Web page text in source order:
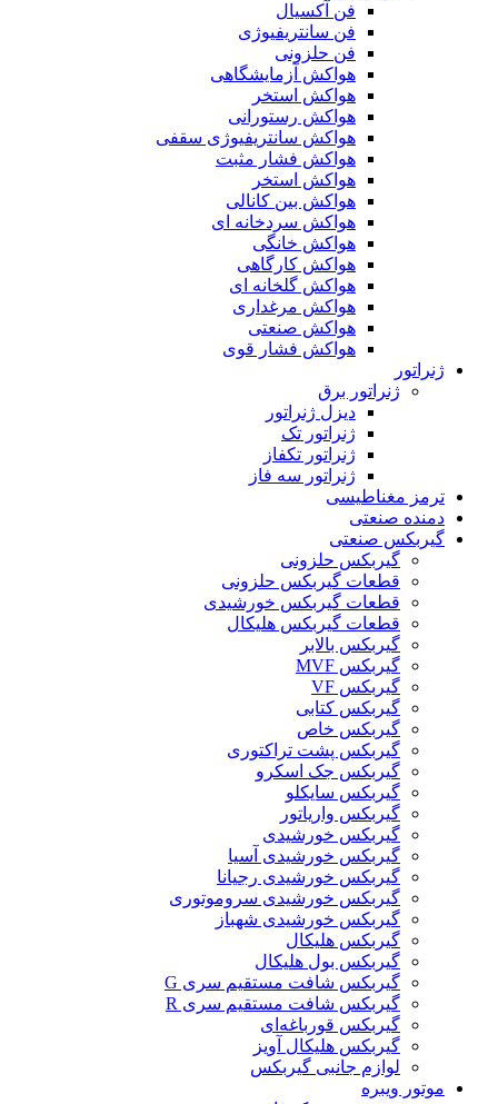
فن آکسیال
فن سانتریفیوژی
فن حلزونی
هواکش آزمایشگاهی
هواکش استخر
هواکش رستورانی
هواکش سانتریفیوژی سقفی
هواکش فشار مثبت
هواکش استخر
هواکش بین کانالی
هواکش سردخانه ای
هواکش خانگی
هواکش کارگاهی
هواکش گلخانه ای
هواکش مرغداری
هواکش صنعتی
هواکش فشار قوی
ژنراتور
ژنراتور برق
دیزل ژنراتور
ژنراتور تک
ژنراتور تکفاز
ژنراتور سه فاز
ترمز مغناطیسی
دمنده صنعتی
گیربکس صنعتی
گیربکس حلزونی
قطعات گيربکس حلزونی
قطعات گيربکس خورشيدی
قطعات گیربکس هلیکال
گيربکس بالابر
گیربکس MVF
گیربکس VF
گیربکس کتابی
گیربکس خاص
گیربکس پشت تراکتوری
گیربکس جک اسکرو
گیربکس سایکلو
گیربکس واریاتور
گیربکس خورشیدی
گیربکس خورشیدی آسیا
گیربکس خورشیدی رجیانا
گیربکس خورشیدی سروموتوری
گیربکس خورشیدی شهباز
گیربکس هلیکال
گیربکس بول هلیکال
گیربکس شافت مستقیم سری G
گیربکس شافت مستقیم سری R
گیربکس قورباغه‌ای
گیربکس هلیکال آویز
لوازم جانبی گیربکس
موتور ویبره